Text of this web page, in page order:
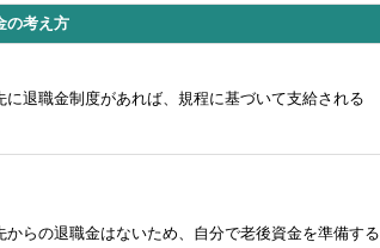
の考え方
に退職金制度があれば、規程に基づいて支給される
からの退職金はないため、自分で老後資金を準備する